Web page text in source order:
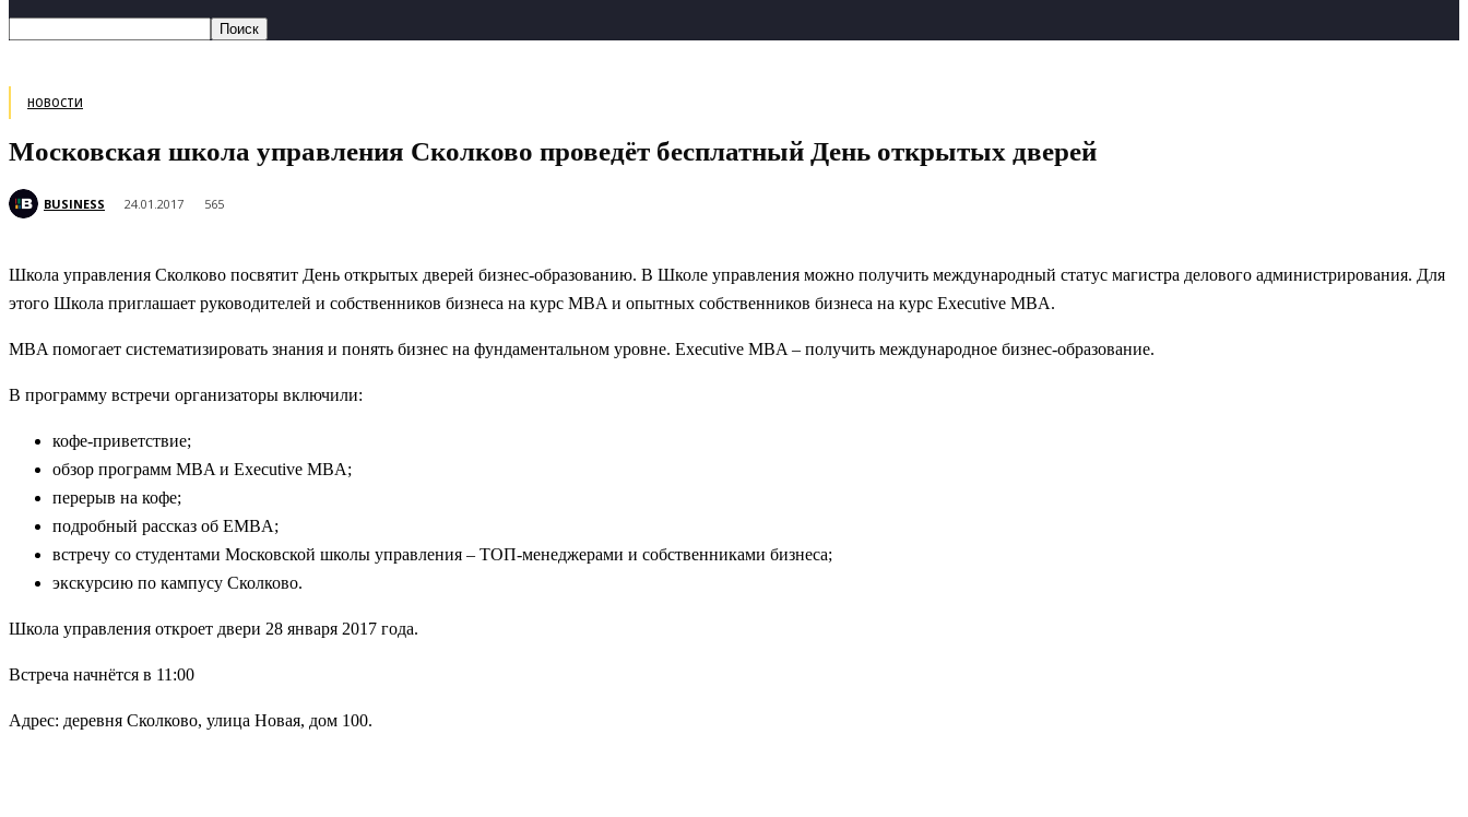
НОВОСТИ
Московская школа управления Сколково проведёт бесплатный День открытых дверей
BUSINESS 24.01.2017 565
Школа управления Сколково посвятит День открытых дверей бизнес-образованию. В Школе управления можно получить международный статус магистра делового администрирования. Для
этого Школа приглашает руководителей и собственников бизнеса на курс MBA и опытных собственников бизнеса на курс Executive MBA.
MBA помогает систематизировать знания и понять бизнес на фундаментальном уровне. Executive MBA – получить международное бизнес-образование.
В программу встречи организаторы включили:
кофе-приветствие;
обзор программ MBA и Executive MBA;
перерыв на кофе;
подробный рассказ об EMBA;
встречу со студентами Московской школы управления – ТОП-менеджерами и собственниками бизнеса;
экскурсию по кампусу Сколково.
Школа управления откроет двери 28 января 2017 года.
Встреча начнётся в 11:00
Адрес: деревня Сколково, улица Новая, дом 100.